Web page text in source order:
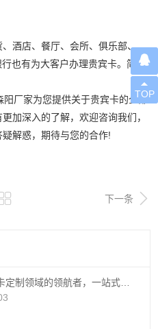
酒店、餐厅、会所、俱乐部、
也有为大客户办理贵宾卡。简单
阳厂家为您提供关于贵宾卡的全部
加深入的了解，欢迎咨询我们，
解惑，期待与您的合作!

下一条


TOP